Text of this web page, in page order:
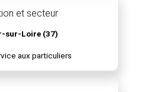
et secteur
sur-Loire (37)
aux particuliers